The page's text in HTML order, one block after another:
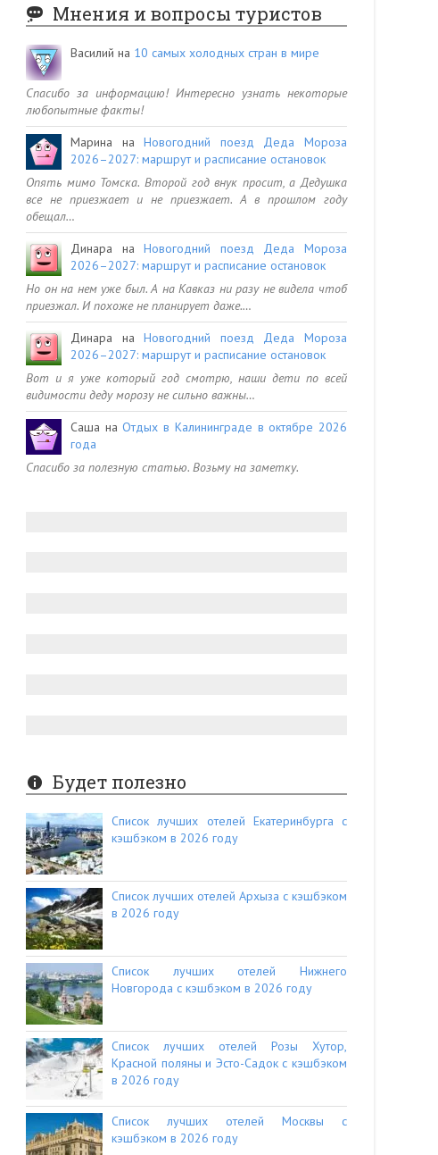
Мнения и вопросы туристов
Василий на 10 самых холодных стран в мире
Спасибо за информацию! Интересно узнать некоторые
любопытные факты!
Марина наНовогодний поезд Деда Мороза
2026–2027: маршрут и расписание остановок
Опять мимо Томска. Второй год внук просит, а Дедушка
все не приезжает и не приезжает. А в прошлом году
обещал…
Динара наНовогодний поезд Деда Мороза
2026–2027: маршрут и расписание остановок
Но он на нем уже был. А на Кавказ ни разу не видела чтоб
приезжал. И похоже не планирует даже.…
Динара наНовогодний поезд Деда Мороза
2026–2027: маршрут и расписание остановок
Вот и я уже который год смотрю, наши дети по всей
видимости деду морозу не сильно важны…
Саша наОтдых в Калининграде в октябре 2026
года
Спасибо за полезную статью. Возьму на заметку.
Будет полезно
Список лучших отелей Екатеринбурга с
кэшбэком в 2026 году
Список лучших отелей Архыза с кэшбэком
в 2026 году
Список лучших отелей Нижнего
Новгорода с кэшбэком в 2026 году
Список лучших отелей Розы Хутор,
Красной поляны и Эсто-Садок с кэшбэком
в 2026 году
Список лучших отелей Москвы с
кэшбэком в 2026 году